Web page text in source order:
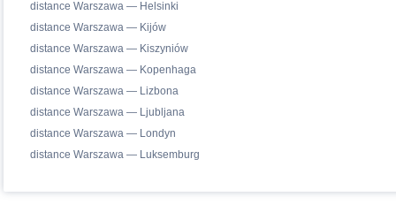
distance Warszawa — Helsinki
distance Warszawa — Kijów
distance Warszawa — Kiszyniów
distance Warszawa — Kopenhaga
distance Warszawa — Lizbona
distance Warszawa — Ljubljana
distance Warszawa — Londyn
distance Warszawa — Luksemburg